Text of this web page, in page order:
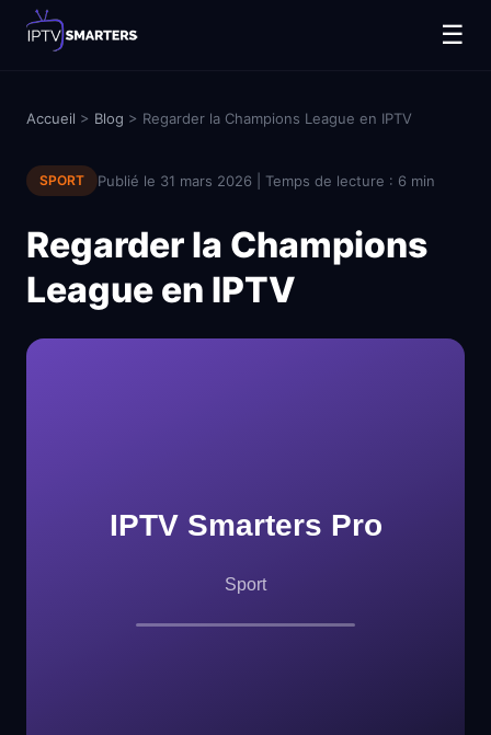
☰
Accueil > Blog > Regarder la Champions League en IPTV
SPORT Publié le 31 mars 2026 | Temps de lecture : 6 min
Regarder la Champions
League en IPTV